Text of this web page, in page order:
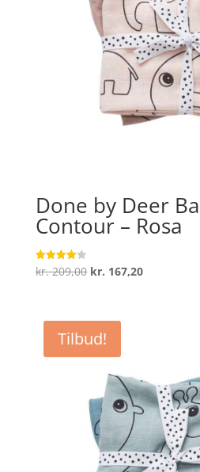
Done by Deer
Contour – Rosa
Vurderet
4.1
kr.209,00 Den
var:
kr. 209,00.
kr. 167,20Den
Tilbud!